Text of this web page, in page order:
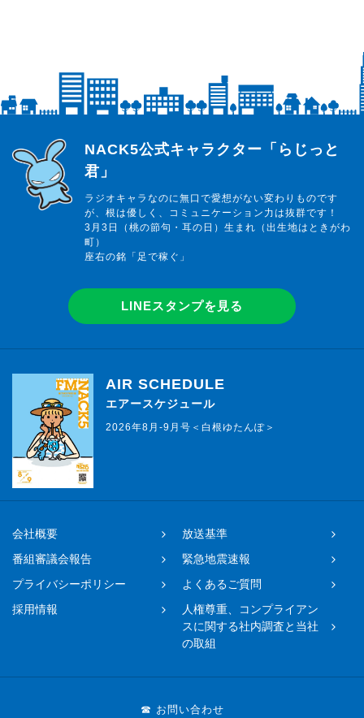
らじっと君
NACK5公式キャラクター「らじっと
君」
ラジオキャラなのに無口で愛想がない変わりものです
が、根は優しく、コミュニケーション力は抜群です！
3月3日（桃の節句・耳の日）生まれ（出生地はときがわ
町）
座右の銘「足で稼ぐ」
LINEスタンプを見る
AIR SCHEDULE
エアースケジュール
2026年8月-9月号＜白根ゆたんぽ＞
会社概要
放送基準
番組審議会報告
緊急地震速報
プライバシーポリシー
よくあるご質問
採用情報
人権尊重、コンプライアン
スに関する社内調査と当社
の取組
☎ お問い合わせ